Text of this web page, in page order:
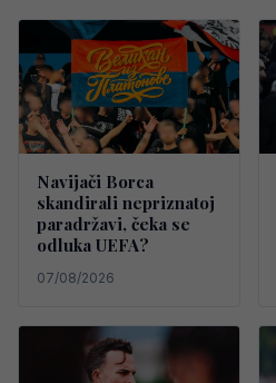
Navijači Borca
skandirali nepriznatoj
paradržavi, čeka se
odluka UEFA?
07/08/2026